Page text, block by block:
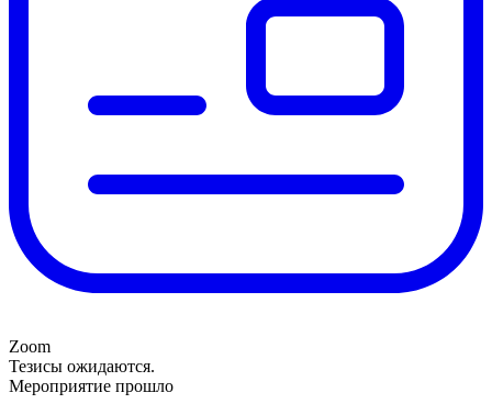
Zoom
Тезисы ожидаются.
Мероприятие прошло